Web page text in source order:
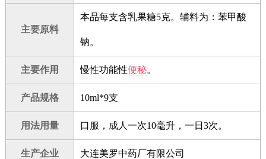
主要原料
本品每支含乳果糖5克。辅料为：苯甲酸
钠。
主要作用 慢性功能性便秘。
产品规格 10ml*9支
用法用量 口服，成人一次10毫升，一日3次。
生产企业 大连美罗中药厂有限公司